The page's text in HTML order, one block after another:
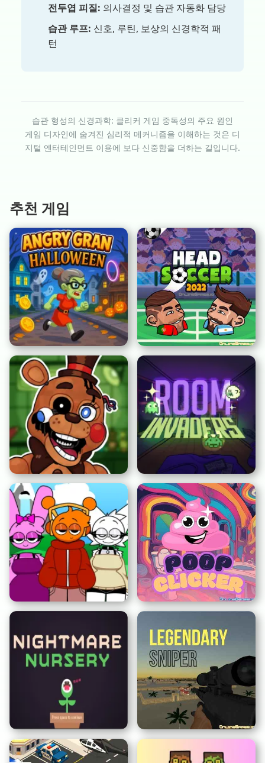
전두엽 피질: 의사결정 및 습관 자동화 담당
습관 루프: 신호, 루틴, 보상의 신경학적 패
턴
습관 형성의 신경과학: 클리커 게임 중독성의 주요 원인
게임 디자인에 숨겨진 심리적 메커니즘을 이해하는 것은 디
지털 엔터테인먼트 이용에 보다 신중함을 더하는 길입니다.
추천 게임
앵그리 할매런: 할로윈 프리스타일 축구 2022
프레디의 피자 가게 5일밤
4
룸 인베이더즈
스프런키 페이즈 777 똥 클릭커